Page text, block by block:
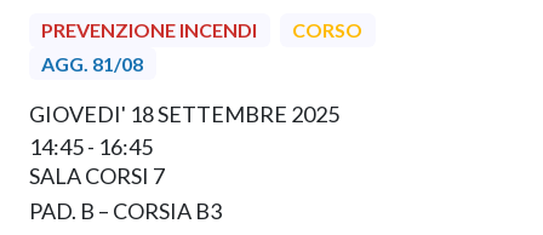
PREVENZIONE INCENDI
CORSO
AGG. 81/08
GIOVEDI' 18 SETTEMBRE 2025
14:45 - 16:45
SALA CORSI 7
PAD. B – CORSIA B3